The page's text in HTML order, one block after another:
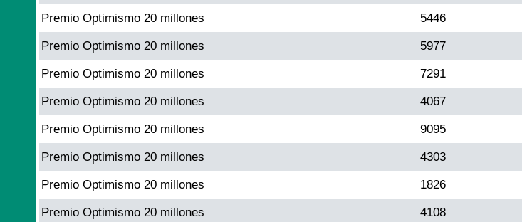
Premio Optimismo 20 millones 5446
Premio Optimismo 20 millones 5977
Premio Optimismo 20 millones 7291
Premio Optimismo 20 millones 4067
Premio Optimismo 20 millones 9095
Premio Optimismo 20 millones 4303
Premio Optimismo 20 millones 1826
Premio Optimismo 20 millones 4108